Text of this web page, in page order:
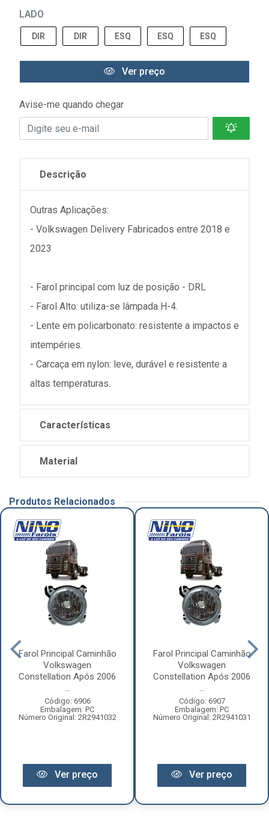
LADO
DIR DIR ESQ ESQ ESQ
Ver preço
Avise-me quando chegar
Descrição
Outras Aplicações:
- Volkswagen Delivery Fabricados entre 2018 e
2023
- Farol principal com luz de posição - DRL
- Farol Alto: utiliza-se lâmpada H-4.
- Lente em policarbonato: resistente a impactos e
intempéries.
- Carcaça em nylon: leve, durável e resistente a
altas temperaturas.
Características
Material
Produtos Relacionados
Farol Principal Caminhão
Volkswagen
Constellation Após 2006
...
Código: 6906
Embalagem: PC
Número Original: 2R2941032
Ver preço
Farol Principal Caminhão
Volkswagen
Constellation Após 2006
...
Código: 6907
Embalagem: PC
Número Original: 2R2941031
Ver preço